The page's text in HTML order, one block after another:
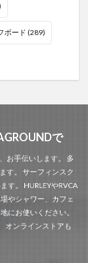
ボード (289)
で
お手伝いします。 多
す。 サーフィンスク
す。 HURLEYやRVCA
やシャワー、カフェ
にお使いください。
オンラインストアも